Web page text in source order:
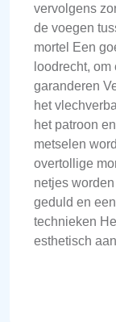
vervolgens
de voegen
mortel Een
loodrecht,
garanderen
het
het patroon
metselen
overtollige
netjes
geduld en
technieken
esthetisch